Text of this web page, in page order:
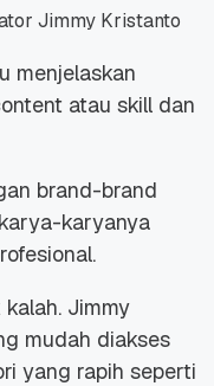
Jimmy Kristanto
menjelaskan
atau skill dan
brand-brand
karyanya
Jimmy
mudah diakses
yang rapih seperti